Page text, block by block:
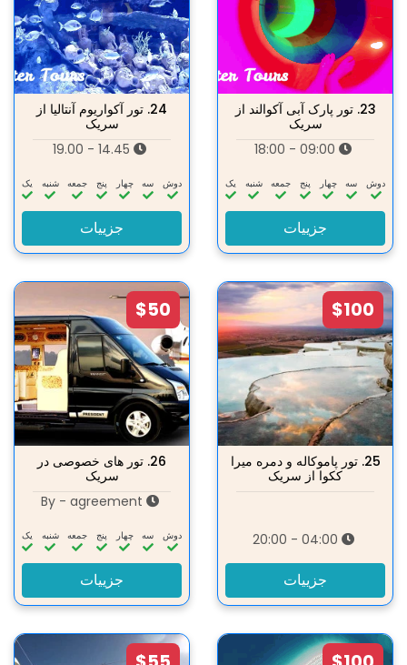
23. تور پارک آبی آکوالند از
سریک
دوش سه‌ چهار پنج جمعه شنبه یک
جزییات
24. تور آکواریوم آنتالیا از
سریک
دوش سه‌ چهار پنج جمعه شنبه یک
جزییات
$100
25. تور پاموکاله و دمره میرا
ککوا از سریک
جزییات
$50
26. تور های خصوصی در
سریک
دوش سه‌ چهار پنج جمعه شنبه یک
جزییات